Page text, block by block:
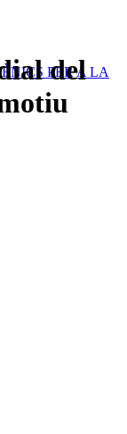
PER A LA
del